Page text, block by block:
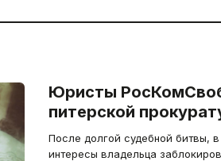
Юристы
питерской
После долгой судебной битвы,
интересы владельца